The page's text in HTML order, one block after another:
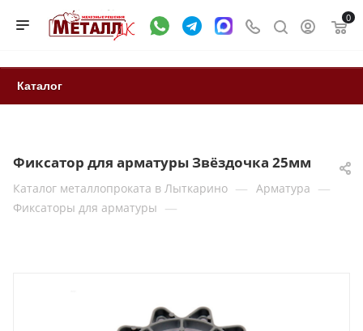
0
Каталог
Фиксатор для арматуры Звёздочка 25мм
Каталог металлопроката в Лыткарино — Арматура —
Фиксаторы для арматуры —